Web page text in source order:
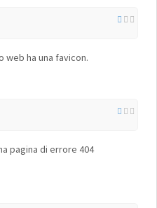
web ha una favicon.
pagina di errore 404